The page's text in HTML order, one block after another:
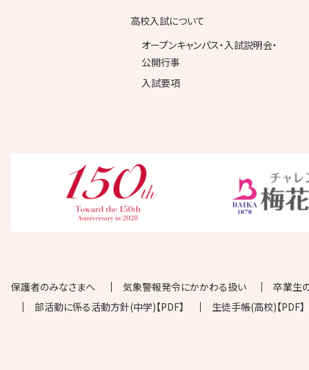
高校入試について
オープンキャンパス・入試説明会・
公開行事
入試要項
保護者のみなさまへ 気象警報発令にかかわる扱い
卒業生
部活動に係る活動方針(中学)【PDF】
生徒手帳(高校)【PDF】